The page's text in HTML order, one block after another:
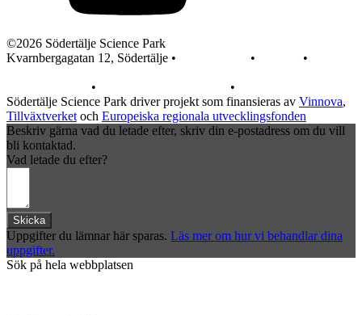
©2026 Södertälje Science Park
Kvarnbergagatan 12, Södertälje •
•
•
• •
Södertälje Science Park driver projekt som finansieras av Vinnova,
Tillväxtverket och Europeiska regionala utvecklingsfonden
Beskriv gärna vad du letade efter, skriv din e-postadress om du vill
bli kontaktad.
Vad letade du efter?
Skicka
Uppgifter du lämnar här sparas. Läs mer om hur vi behandlar dina
uppgifter.
Sök på hela webbplatsen